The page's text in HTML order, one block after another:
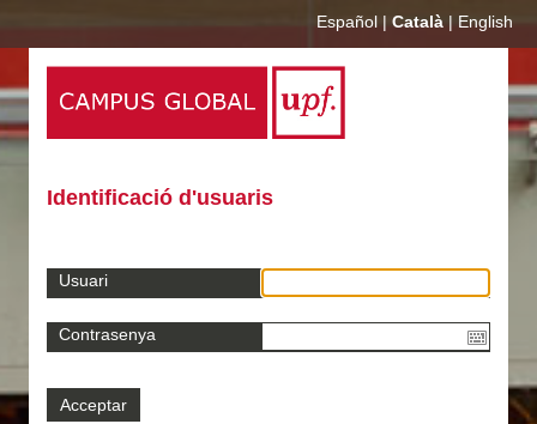
Español | Català | English
Identificació d'usuaris
Usuari
Contrasenya